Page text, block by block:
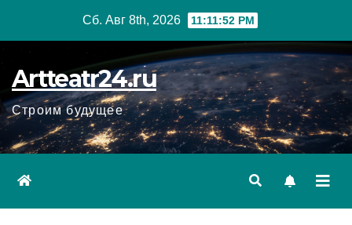
Сб. Авг 8th, 2026 11:11:53 PM
Artteatr24.ru
Строим будущее